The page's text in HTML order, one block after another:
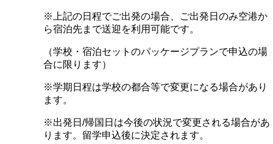
※上記の日程でご出発の場合、ご出発日のみ空港か
ら宿泊先まで送迎を利用可能です。
（学校・宿泊セットのパッケージプランで申込の場
合に限ります）
※学期日程は学校の都合等で変更になる場合があり
ます。
※出発日/帰国日は今後の状況で変更される場合があ
ります。留学申込後に決定されます。